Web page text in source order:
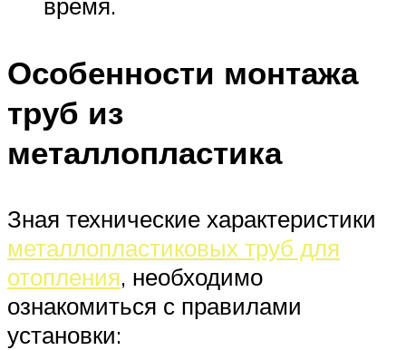
время.
Особенности монтажа
труб из
металлопластика
Зная технические характеристики
металлопластиковых труб для
отопления, необходимо
ознакомиться с правилами
установки: